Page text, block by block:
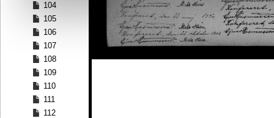
104
105
106
107
108
109
110
111
112